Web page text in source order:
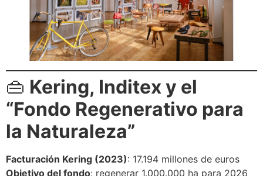
👜 Kering, Inditex y el
“Fondo Regenerativo para
la Naturaleza”
Facturación Kering (2023): 17.194 millones de euros
Objetivo del fondo: regenerar 1.000.000 ha para 2026